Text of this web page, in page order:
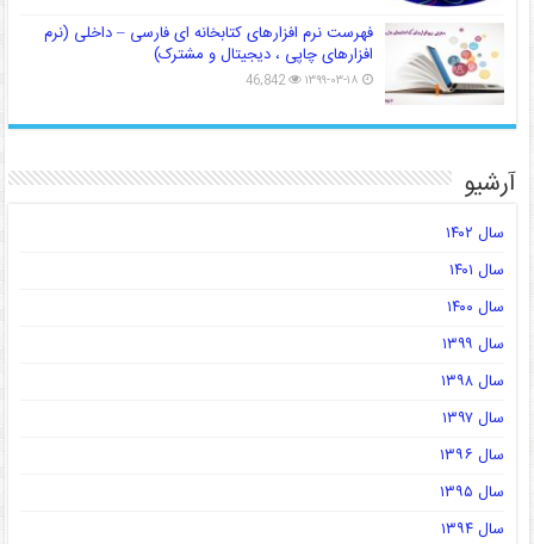
فهرست نرم افزارهای کتابخانه ای فارسی – داخلی (نرم
افزارهای چاپی ، دیجیتال و مشترک)
۱۳۹۹-۰۳-۱۸ 46,842
آرشیو
سال ۱۴۰۲
سال ۱۴۰۱
سال ۱۴۰۰
سال ۱۳۹۹
سال ۱۳۹۸
سال ۱۳۹۷
سال ۱۳۹۶
سال ۱۳۹۵
سال ۱۳۹۴